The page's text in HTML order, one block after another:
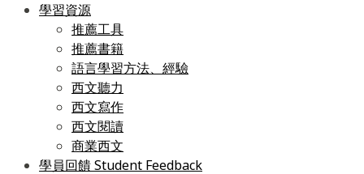
學習資源
推薦工具
推薦書籍
語言學習方法、經驗
西文聽力
西文寫作
西文閱讀
商業西文
學員回饋 Student Feedback